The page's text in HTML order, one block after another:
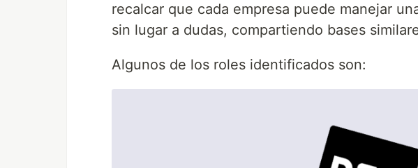
recalcar que cada empresa puede manejar
sin lugar a dudas, compartiendo bases
Algunos de los roles identificados son: